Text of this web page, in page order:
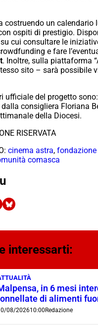
costruendo un calendario
ospiti di prestigio.
cui consultare le
e fare
. Inoltre, sulla piattaforma
sito – sarà possibile
ufficiale del progetto
consigliera Floriana
della Diocesi.
RISERVATA
cinema astra,
comasca
interessarti:
in 6 mesi
di alimenti
08/202610:00 Redazione